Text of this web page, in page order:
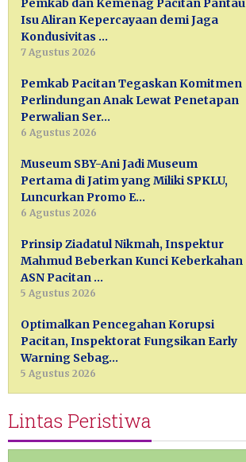
Pemkab dan Kemenag Pacitan Pantau
Isu Aliran Kepercayaan demi Jaga
Kondusivitas …
7 Agustus 2026
Pemkab Pacitan Tegaskan Komitmen
Perlindungan Anak Lewat Penetapan
Perwalian Ser…
6 Agustus 2026
Museum SBY-Ani Jadi Museum
Pertama di Jatim yang Miliki SPKLU,
Luncurkan Promo E…
6 Agustus 2026
Prinsip Ziadatul Nikmah, Inspektur
Mahmud Beberkan Kunci Keberkahan
ASN Pacitan …
5 Agustus 2026
Optimalkan Pencegahan Korupsi
Pacitan, Inspektorat Fungsikan Early
Warning Sebag…
5 Agustus 2026
Lintas Peristiwa